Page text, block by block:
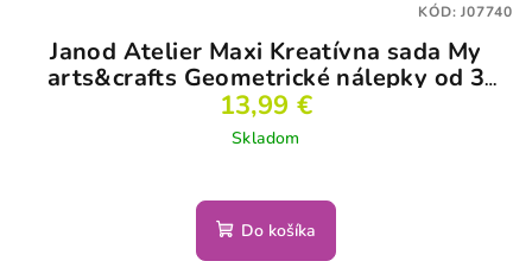
Janod Atelier Maxi Kreatívna sada My
arts&crafts Geometrické nálepky od 3
rokov
13,99 €
Skladom
Do košíka
KÓD:J07740